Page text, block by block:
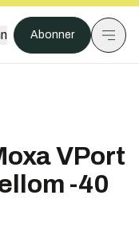
Abonner
VPort
-40